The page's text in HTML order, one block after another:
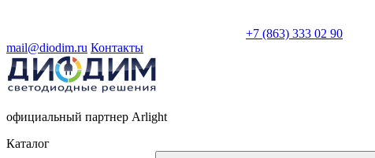
+7 (863) 333 02 90
mail@diodim.ru Контакты
официальный партнер Arlight
Каталог